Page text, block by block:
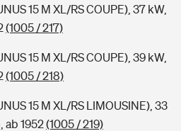
15 M XL/RS COUPE), 37 kW,
(1005 / 217)
15 M XL/RS COUPE), 39 kW,
(1005 / 218)
15 M XL/RS LIMOUSINE), 33
ab 1952(1005 / 219)